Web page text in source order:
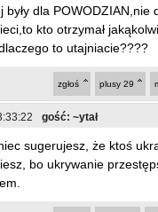
były dla POWODZIAN,nie
kto otrzymał
to utajniacie????
plusy 29
zgłoś
gość: ~ytał
sugerujesz, że ktoś
bo ukrywanie